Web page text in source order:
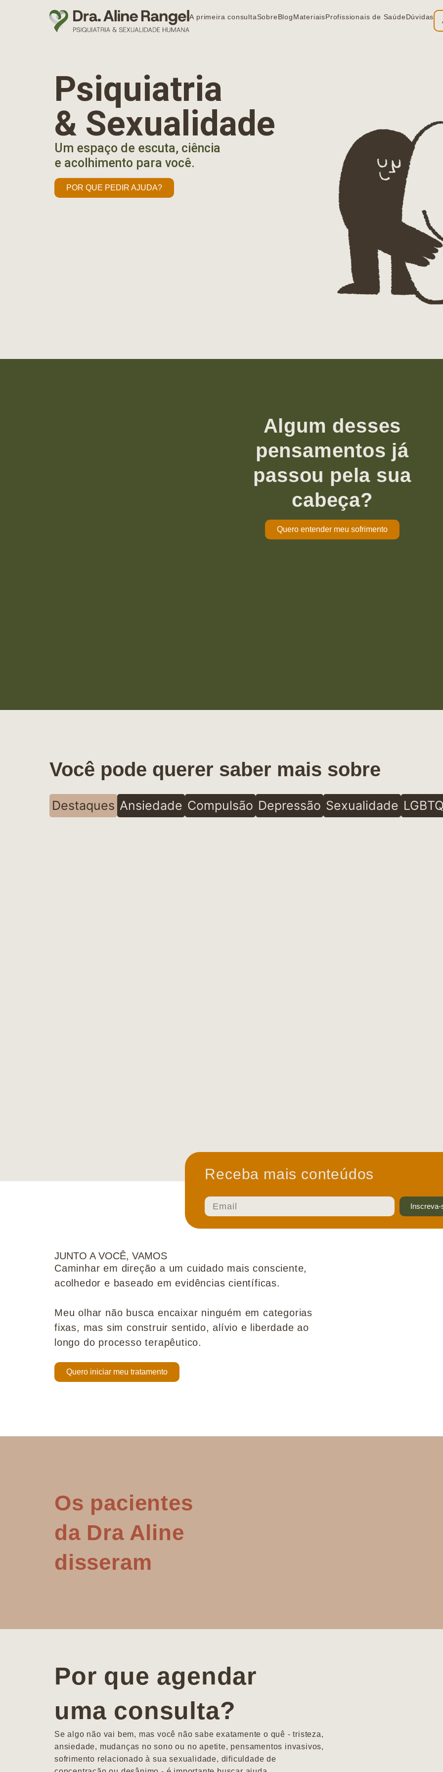
A primeira consultaSobreBlogMateriaisProfissionais de SaúdeDúvidas
Psiquiatria
& Sexualidade
Um espaço de escuta, ciência
e acolhimento para você.
POR QUE PEDIR AJUDA?
Algum desses
pensamentos já
passou pela sua
cabeça?
Quero entender meu sofrimento
Você pode querer saber mais sobre
Destaques Ansiedade Compulsão Depressão Sexualidade
Receba mais conteúdos
Inscreva-
JUNTO A VOCÊ, VAMOS
Caminhar em direção a um cuidado mais consciente,
acolhedor e baseado em evidências científicas.
Meu olhar não busca encaixar ninguém em categorias
fixas, mas sim construir sentido, alívio e liberdade ao
longo do processo terapêutico.
Quero iniciar meu tratamento
Os pacientes
da Dra Aline
disseram
Por que agendar
uma consulta?
Se algo não vai bem, mas você não sabe exatamente o quê - tristeza,
ansiedade, mudanças no sono ou no apetite, pensamentos invasivos,
sofrimento relacionado à sua sexualidade, dificuldade de